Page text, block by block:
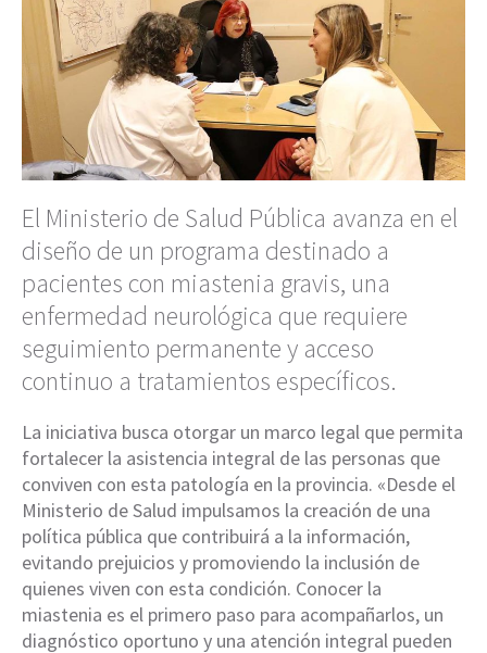
El Ministerio de Salud Pública avanza en el
diseño de un programa destinado a
pacientes con miastenia gravis, una
enfermedad neurológica que requiere
seguimiento permanente y acceso
continuo a tratamientos específicos.
La iniciativa busca otorgar un marco legal que permita
fortalecer la asistencia integral de las personas que
conviven con esta patología en la provincia. «Desde el
Ministerio de Salud impulsamos la creación de una
política pública que contribuirá a la información,
evitando prejuicios y promoviendo la inclusión de
quienes viven con esta condición. Conocer la
miastenia es el primero paso para acompañarlos, un
diagnóstico oportuno y una atención integral pueden